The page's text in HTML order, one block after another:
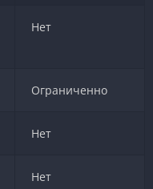
Нет
Ограниченно
Нет
Нет